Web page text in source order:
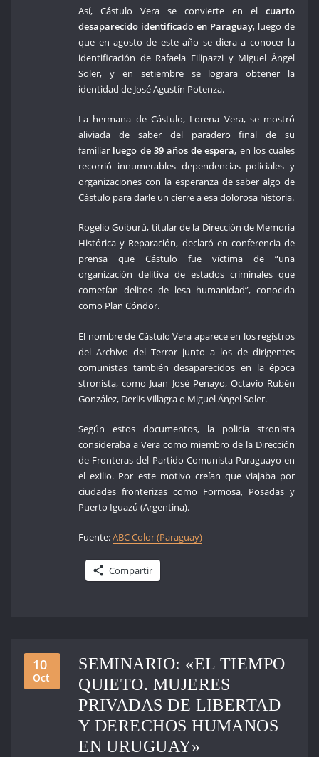
Así, Cástulo Vera se convierte en elcuarto
desaparecido identificado en Paraguay, luego de
que en agosto de este año se diera a conocer la
identificación de Rafaela Filipazzi y Miguel Ángel
Soler, y en setiembre se lograra obtener la
identidad de José Agustín Potenza.
La hermana de Cástulo, Lorena Vera, se mostró
aliviada de saber del paradero final de su
familiar luego de 39 años de espera, en los cuáles
recorrió innumerables dependencias policiales y
organizaciones con la esperanza de saber algo de
Cástulo para darle un cierre a esa dolorosa historia.
Rogelio Goiburú, titular de la Dirección de Memoria
Histórica y Reparación, declaró en conferencia de
prensa que Cástulo fue víctima de “una
organización delitiva de estados criminales que
cometían delitos de lesa humanidad”, conocida
como Plan Cóndor.
El nombre de Cástulo Vera aparece en los registros
del Archivo del Terror junto a los de dirigentes
comunistas también desaparecidos en la época
stronista, como Juan José Penayo, Octavio Rubén
González, Derlis Villagra o Miguel Ángel Soler.
Según estos documentos, la policía stronista
consideraba a Vera como miembro de la Dirección
de Fronteras del Partido Comunista Paraguayo en
el exilio. Por este motivo creían que viajaba por
ciudades fronterizas como Formosa, Posadas y
Puerto Iguazú (Argentina).
Fuente:ABC Color (Paraguay)
Compartir
10
Oct
SEMINARIO: «EL TIEMPO
QUIETO. MUJERES
PRIVADAS DE LIBERTAD
Y DERECHOS HUMANOS
EN URUGUAY»